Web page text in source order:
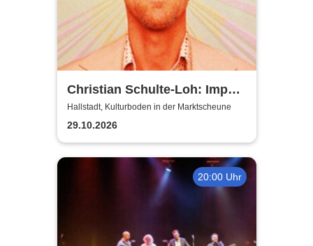
Christian Schulte-Loh: Import
Export
Hallstadt, Kulturboden in der Marktscheune
29.10.2026
20:00 Uhr